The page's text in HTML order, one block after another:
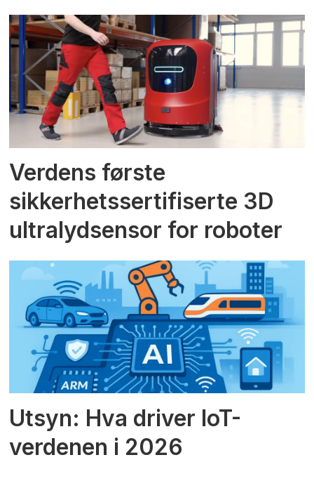
Verdens første
sikkerhetssertifiserte 3D
ultralydsensor for roboter
Utsyn: Hva driver IoT-
verdenen i 2026